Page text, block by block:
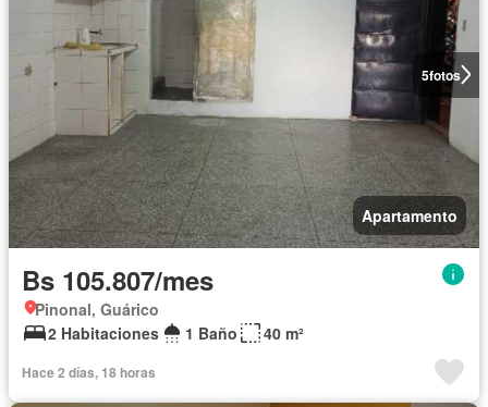
5fotos
Apartamento
Bs 105.807/mes
Pinonal, Guárico
2 Habitaciones
1 Baño 40 m²
Hace 2 días, 18 horas